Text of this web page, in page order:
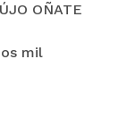
OÑATE
mil